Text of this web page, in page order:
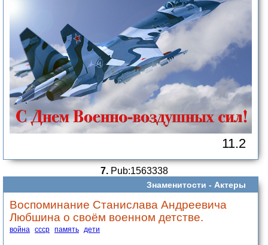
11.2
7.Pub:1563338
Знаменитости - Актеры
Воспоминание Станислава Андреевича
Любшина о своём военном детстве.
война ссср память дети